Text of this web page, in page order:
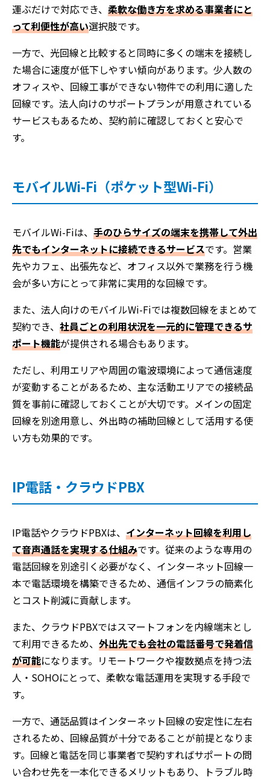
運ぶだけで対応でき、 柔軟な働き方を求める事業者にと
って利便性が高い選択肢です。
一方で、光回線と比較すると同時に多くの端末を接続し
た場合に速度が低下しやすい傾向があります。少人数の
オフィスや、回線工事ができない物件での利用に適した
回線です。法人向けのサポートプランが用意されている
サービスもあるため、契約前に確認しておくと安心で
す。
モバイルWi-Fi（ポケット型Wi-Fi）
モバイルWi-Fiは、 手のひらサイズの端末を携帯して外出
先でもインターネットに接続できるサービスです。営業
先やカフェ、出張先など、オフィス以外で業務を行う機
会が多い方にとって非常に実用的な回線です。
また、法人向けのモバイルWi-Fiでは複数回線をまとめて
契約でき、 社員ごとの利用状況を一元的に管理できるサ
ポート機能が提供される場合もあります。
ただし、利用エリアや周囲の電波環境によって通信速度
が変動することがあるため、主な活動エリアでの接続品
質を事前に確認しておくことが大切です。メインの固定
回線を別途用意し、外出時の補助回線として活用する使
い方も効果的です。
IP電話・クラウドPBX
IP電話やクラウドPBXは、 インターネット回線を利用し
て音声通話を実現する仕組みです。従来のような専用の
電話回線を別途引く必要がなく、インターネット回線一
本で電話環境を構築できるため、通信インフラの簡素化
とコスト削減に貢献します。
また、クラウドPBXではスマートフォンを内線端末とし
て利用できるため、 外出先でも会社の電話番号で発着信
が可能になります。リモートワークや複数拠点を持つ法
人・SOHOにとって、柔軟な電話運用を実現する手段で
す。
一方で、通話品質はインターネット回線の安定性に左右
されるため、回線品質が十分であることが前提となりま
す。回線と電話を同じ事業者で契約すればサポートの問
い合わせ先を一本化できるメリットもあり、トラブル時